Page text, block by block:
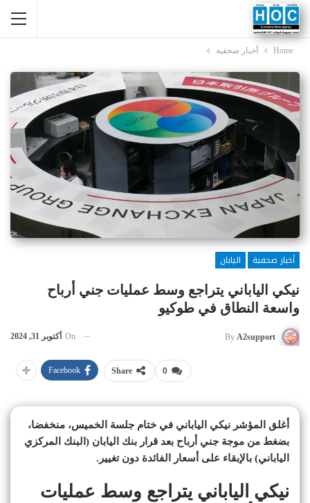
Home أخبار صحفية
أخبار صحفية
اليابان
نيكي الياباني يتراجع وسط عمليات جني أرباح
واسعة النطاق في طوكيو
By A2support
On أكتوبر 31, 2024
0
Share
Facebook
أغلق المؤشر نيكي الياباني في ختام جلسة الخميس، منخفضا،
بضغط من موجة جني أرباح بعد قرار بنك اليابان (البنك المركزي
الياباني) بالإبقاء على أسعار الفائدة دون تغيير.
نيكي الياباني يتراجع وسط عمليات